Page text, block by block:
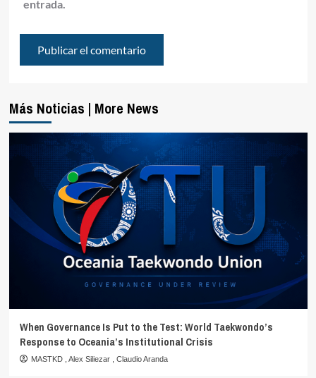
entrada.
Más Noticias | More News
When Governance Is Put to the Test: World Taekwondo’s
Response to Oceania’s Institutional Crisis
MASTKD Alex Siliezar Claudio Aranda